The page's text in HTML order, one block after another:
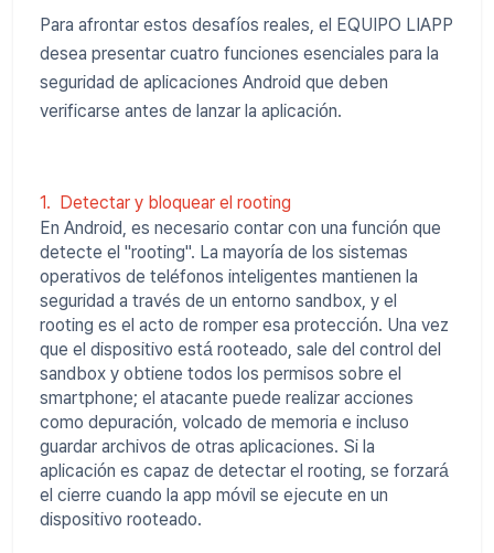
Para afrontar estos desafíos reales, el EQUIPO LIAPP
desea presentar cuatro funciones esenciales para la
seguridad de aplicaciones Android que deben
verificarse antes de lanzar la aplicación.
1. Detectar y bloquear el rooting
En Android, es necesario contar con una función que
detecte el "rooting". La mayoría de los sistemas
operativos de teléfonos inteligentes mantienen la
seguridad a través de un entorno sandbox, y el
rooting es el acto de romper esa protección. Una vez
que el dispositivo está rooteado, sale del control del
sandbox y obtiene todos los permisos sobre el
smartphone; el atacante puede realizar acciones
como depuración, volcado de memoria e incluso
guardar archivos de otras aplicaciones. Si la
aplicación es capaz de detectar el rooting, se forzará
el cierre cuando la app móvil se ejecute en un
dispositivo rooteado.